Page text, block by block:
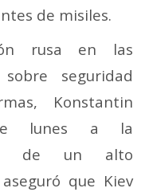
de misiles.
rusa en las
seguridad
Konstantin
lunes a la
de un alto
que Kiev